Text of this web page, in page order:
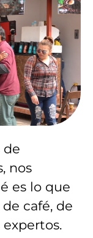
de
nos
es lo que
café, de